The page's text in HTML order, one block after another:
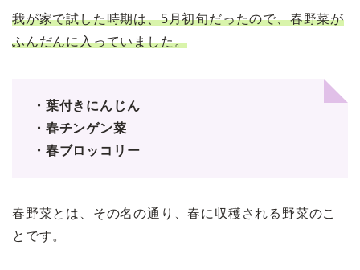
我が家で試した時期は、5月初旬だったので、春野菜が
ふんだんに入っていました。
・葉付きにんじん
・春チンゲン菜
・春ブロッコリー
春野菜とは、その名の通り、春に収穫される野菜のこ
とです。